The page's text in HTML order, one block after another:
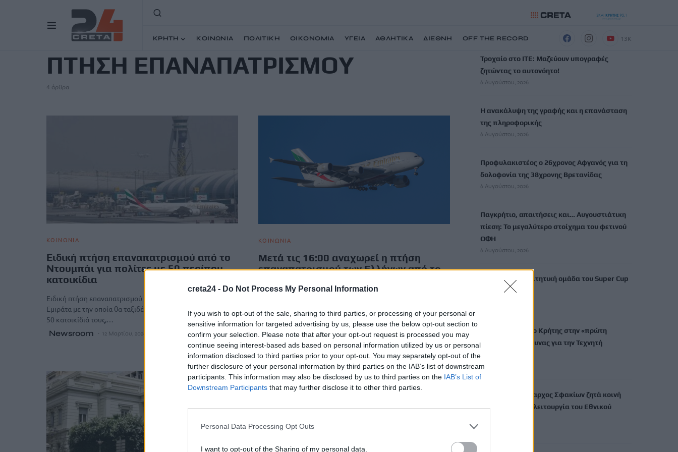
creta24 - Do Not Process My Personal Information
If you wish to opt-out of the sale, sharing to third parties, or processing of your personal or
sensitive information for targeted advertising by us, please use the below opt-out section to
confirm your selection. Please note that after your opt-out request is processed you may
continue seeing interest-based ads based on personal information utilized by us or personal
information disclosed to third parties prior to your opt-out. You may separately opt-out of the
further disclosure of your personal information by third parties on the IAB’s list of downstream
participants. This information may also be disclosed by us to third parties on the IAB’s List of
Downstream Participants that may further disclose it to other third parties.
Personal Data Processing Opt Outs
I want to opt-out of the Sharing of my personal data.
ΚΡΗΤΗ ΚΟΙΝΩΝΙΑ ΠΟΛΙΤΙΚΗ ΟΙΚΟΝΟΜΙΑ ΥΓΕΙΑ ΑΘΛΗΤΙΚΑ ΔΙΕΘΝΗ OFF THE RECORD 13K
ΠΤΗΣΗ ΕΠΑΝΑΠΑΤΡΙΣΜΟΥ
4 άρθρα
ΚΟΙΝΩΝΙΑ
Ειδική πτήση επαναπατρισμού από το
Ντουμπάι για πολίτες με 50 περίπου
κατοικίδια
Ειδική πτήση επαναπατρισμού από τα Ηνωμένα Αραβικά
Εμιράτα με την οποία θα ταξιδέψουν πολίτες με τα περίπου
50 κατοικίδιά τους,…
Newsroom 12 Μαρτίου, 2026
ΚΟΙΝΩΝΙΑ
Μετά τις 16:00 αναχωρεί η πτήση
επαναπατρισμού των Ελλήνων από το
πτήση
Δύο πτήσεις επαναπατρισμού αναμένεται να αναχωρήσουν
τις επόμενες ώρες από το Ντουμπάι με προορισμό την Αθήνα.
Συγκεκριμένα, πρόκειται για την…
Newsroom 7 Μαρτίου, 2026
ΡΟΗ ΕΙΔΗΣΕΩΝ
Τροχαίο στο ΙΤΕ: Μαζεύουν υπογραφές
ζητώντας το αυτονόητο!
6 Αυγούστου, 2026
Η ανακάλυψη της γραφής και η επανάσταση
της πληροφορικής
6 Αυγούστου, 2026
Προφυλακιστέος ο 26χρονος Αφγανός για τη
δολοφονία της 38χρονης Βρετανίδας
6 Αυγούστου, 2026
Παγκρήτιο, απαιτήσεις και… Αυγουστιάτικη
πίεση: Το μεγαλύτερο στοίχημα του φετινού
ΟΦΗ
6 Αυγούστου, 2026
Αυτή είναι η διαιτητική ομάδα του Super Cup
στο Παγκρήτιο
Το Πανεπιστήμιο Κρήτης στην «πρώτη
γραμμή» της έρευνας για την Τεχνητή
Νοημοσύνη
6 Αυγούστου, 2026
Σαμαριά: Ο Δήμαρχος Σφακίων ζητά κοινή
σύσκεψη για τη λειτουργία του Εθνικού